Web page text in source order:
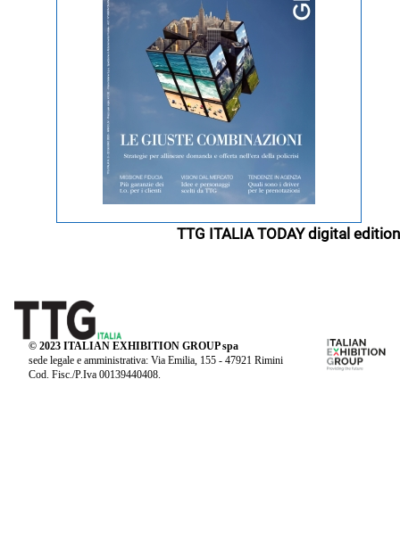
TTG ITALIA TODAY digital edition
© 2023 ITALIAN EXHIBITION GROUP spa
sede legale e amministrativa: Via Emilia, 155 - 47921 Rimini
Cod. Fisc./P.Iva 00139440408.